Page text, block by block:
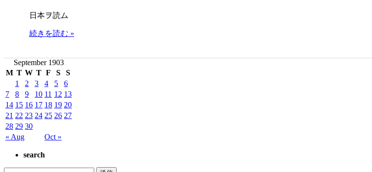
日本ヲ読ム
続きを読む »
September 1903
M T W T F S S
« Aug Oct »
1 2 3 4 5
6
7
8 9 10 11 12 13
14 15 16 17 18 19 20
21 22 23 24 25 26 27
28 29 30
search